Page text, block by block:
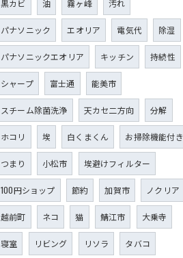
黒カビ 油 霧ヶ峰 汚れ
パナソニック エオリア 電気代 除湿
パナソニックエオリア キッチン 持続性
シャープ 富士通 能美市
スチーム除菌洗浄 天カセ二方向 分解
ホコリ 埃 白くまくん お掃除機能付き
つまり 小松市 埃避けフィルター
100円ショップ 節約 加賀市 ノクリア
越前町 ネコ 猫 鯖江市 大乗寺
寝室 リビング リソラ タバコ